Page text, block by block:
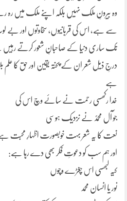
وہ بیرونِ ملک نہیں بلکہ اپنے ملک میں رہ
سے ہے، اس کی قربانیوں، سخاوتوں اور بے
تک ساری دنیا کے صاحبانِ شعور کرتے
درجِ ذیل شعر ان کے پختہ یقین اور حق کا علم
ہے
خدا رکھسی رحمت نے سائے وچ اس کی
جو آل محمدؐ نے نزدیک ہوسی
نعت کا یہ شعر بہت خوبصورت اظہارِ محبت
اور ہم سب کو دعوتِ فکر بھی دے رہا ہے:
کیہ لبھسی اس چغڑے وچوں
نور یا انسان محمد